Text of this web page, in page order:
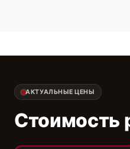
АКТУАЛЬНЫЕ ЦЕНЫ
Стоимость